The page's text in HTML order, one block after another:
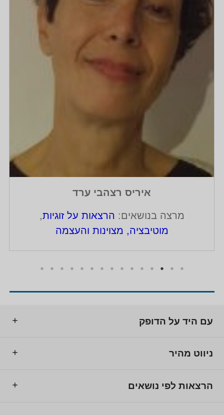
איריס רצהבי ערד
מרצה בנושאים: הרצאות על זוגיות,
מוטיבציה, מצוינות והעצמה
עם היד על הדופק
ניווט מהיר
הרצאות לפי נושאים